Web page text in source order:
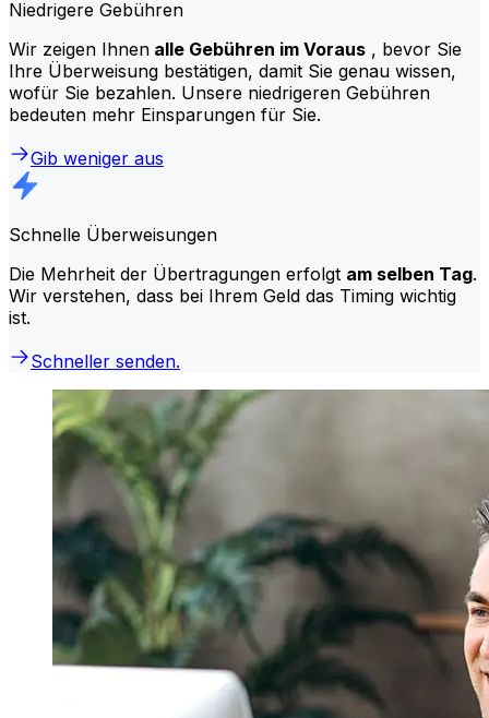
Niedrigere Gebühren
Wir zeigen Ihnen alle Gebühren im Voraus , bevor Sie
Ihre Überweisung bestätigen, damit Sie genau wissen,
wofür Sie bezahlen. Unsere niedrigeren Gebühren
bedeuten mehr Einsparungen für Sie.
Gib weniger aus
Schnelle Überweisungen
Die Mehrheit der Übertragungen erfolgt am selben Tag.
Wir verstehen, dass bei Ihrem Geld das Timing wichtig
ist.
Schneller senden.